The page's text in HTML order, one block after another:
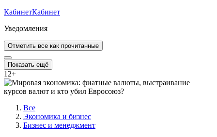
КабинетКабинет
Уведомления
Отметить все как прочитанные
Показать ещё
12+
Все
Экономика и бизнес
Бизнес и менеджмент